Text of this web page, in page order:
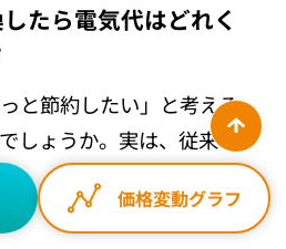
たら電気代はどれく
と節約したい」と考える
しょうか。実は、従来の
価格変動グラフ